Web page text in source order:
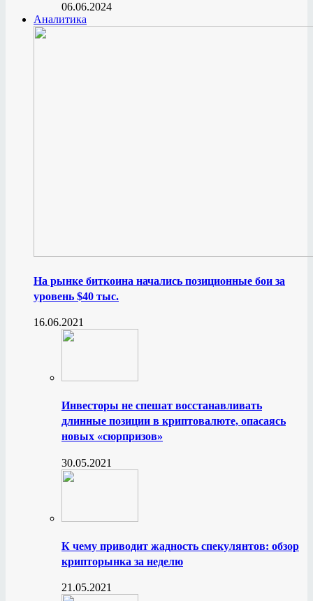
06.06.2024
Аналитика
На рынке биткоина начались позиционные бои за
уровень $40 тыс.
16.06.2021
Инвесторы не спешат восстанавливать
длинные позиции в криптовалюте, опасаясь
новых «сюрпризов»
30.05.2021
К чему приводит жадность спекулянтов: обзор
крипторынка за неделю
21.05.2021